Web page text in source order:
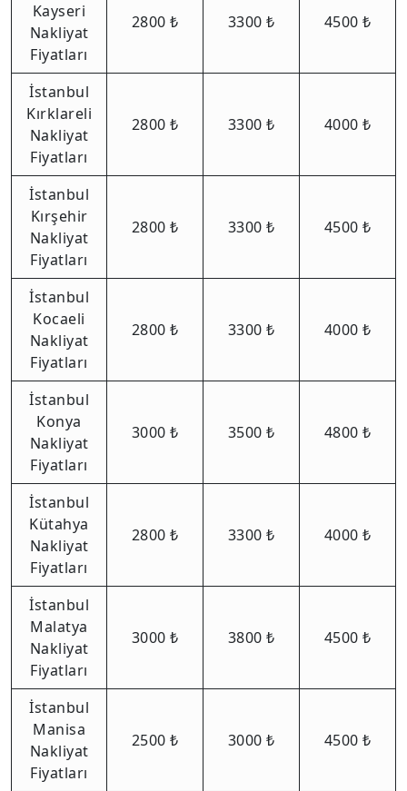
Kayseri
Nakliyat
Fiyatları
2800 ₺ 3300 ₺ 4500 ₺
İstanbul
Kırklareli
Nakliyat
Fiyatları
2800 ₺ 3300 ₺ 4000 ₺
İstanbul
Kırşehir
Nakliyat
Fiyatları
2800 ₺ 3300 ₺ 4500 ₺
İstanbul
Kocaeli
Nakliyat
Fiyatları
2800 ₺ 3300 ₺ 4000 ₺
İstanbul
Konya
Nakliyat
Fiyatları
3000 ₺ 3500 ₺ 4800 ₺
İstanbul
Kütahya
Nakliyat
Fiyatları
2800 ₺ 3300 ₺ 4000 ₺
İstanbul
Malatya
Nakliyat
Fiyatları
3000 ₺ 3800 ₺ 4500 ₺
İstanbul
Manisa
Nakliyat
Fiyatları
2500 ₺ 3000 ₺ 4500 ₺